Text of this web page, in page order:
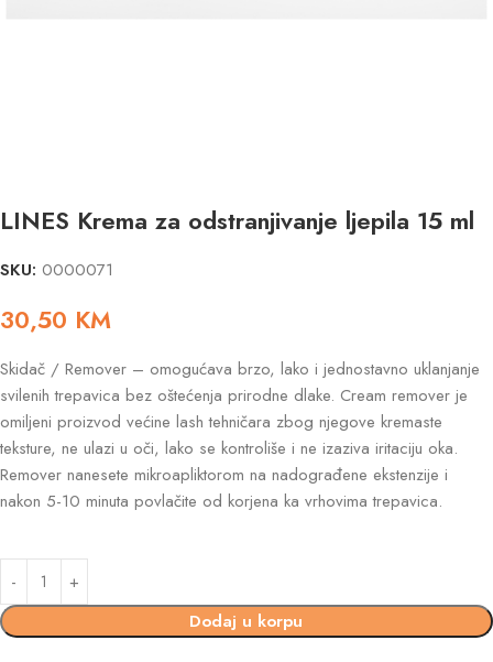
LINES Krema za odstranjivanje ljepila 15 ml
SKU: 0000071
30,50 KM
Skidač / Remover – omogućava brzo, lako i jednostavno uklanjanje
svilenih trepavica bez oštećenja prirodne dlake. Cream remover je
omiljeni proizvod većine lash tehničara zbog njegove kremaste
teksture, ne ulazi u oči, lako se kontroliše i ne izaziva iritaciju oka.
Remover nanesete mikroapliktorom na nadograđene ekstenzije i
nakon 5-10 minuta povlačite od korjena ka vrhovima trepavica.
Dodaj u korpu